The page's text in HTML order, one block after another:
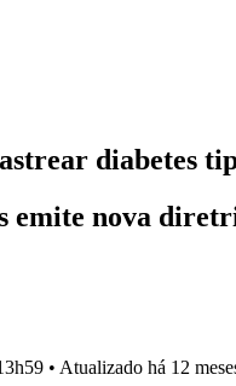
diabetes
emite nova
• Atualizado há 12